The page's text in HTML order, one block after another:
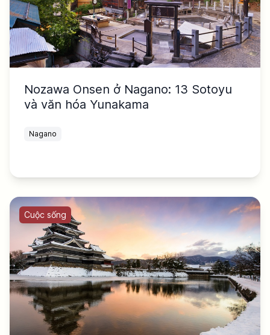
Nozawa Onsen ở Nagano: 13 Sotoyu
và văn hóa Yunakama
Nagano
Cuộc sống